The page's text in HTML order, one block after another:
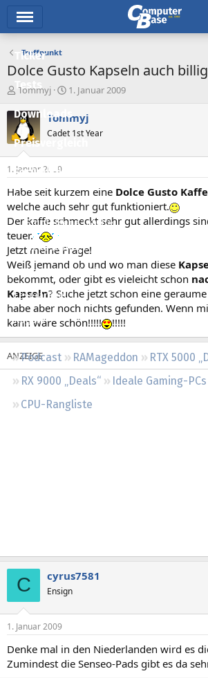
Ticker
Tests
Downloads
Preisvergleich
Forum
Aktuelles
Empfohlene Inhalte
Neue Beiträge
Neueste Aktivitäten
Leserartikel
Regeln
Podcast RAMageddon
RTX 5000
RX 9000 „Deals“
Ideale Gaming-PCs
CPU-Rangliste
Treffpunkt
Dolce Gusto Kapseln auch
E
s
t
e
e
r
Tommyj
E
s
e
t
a
1. Januar 2009
Tommyj
Cadet 1st Year
1. Januar 2009
Habe seit kurzem eine Dolce Gusto
welche auch sehr gut funktioniert.
Der kaffe schmeckt sehr gut allerdings
teuer.
Jetzt meine Frage!
Weiß jemand ob und wo man diese
bekommt, oder gibt es vieleicht schon
Kapseln? Suche jetzt schon eine
habe aber noch nichts gefunden. Wenn
kann wäre schön!!!!!
!!!!!
C cyrus7581
Ensign
1. Januar 2009
Denke mal in den Niederlanden wird es
Zumindest die Senseo-Pads gibt es da